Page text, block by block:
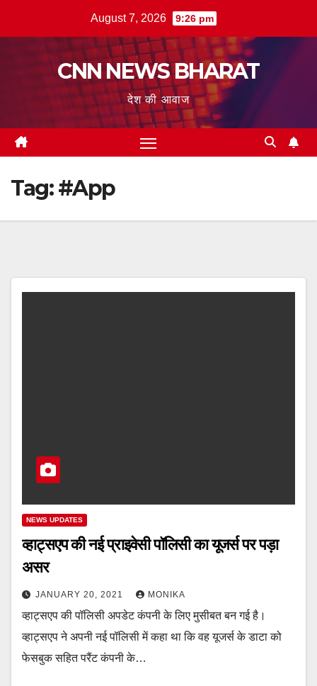
August 7, 2026 9:26 pm
CNN NEWS BHARAT
देश की आवाज
Tag:#App
NEWS UPDATES
व्हाट्सएप की नई प्राइवेसी पॉलिसी का यूजर्स पर पड़ा
असर
JANUARY 20, 2021 MONIKA
व्हाट्सएप की पॉलिसी अपडेट कंपनी के लिए मुसीबत बन गई है।
व्हाट्सएप ने अपनी नई पॉलिसी में कहा था कि वह यूजर्स के डाटा को
फेसबुक सहित परैंट कंपनी के…